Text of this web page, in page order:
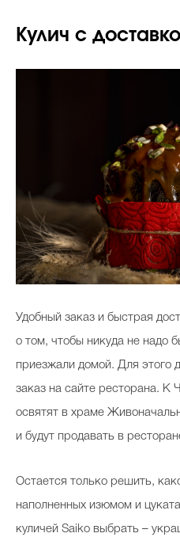
Кулич с
Удобный заказ и быстрая
о том, чтобы никуда не надо
приезжали домой. Для этого
заказ на сайте ресторана. К
освятят в храме
и будут продавать в
Остается только решить,
наполненных изюмом и
куличей Saiko выбрать –